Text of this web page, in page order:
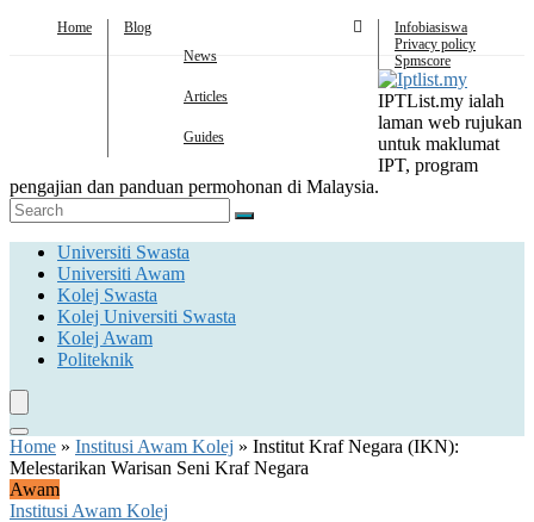
Home
Blog
News
Articles
Guides
Infobiasiswa
Privacy policy
Spmscore
IPTList.my ialah
laman web rujukan
untuk maklumat
IPT, program
pengajian dan panduan permohonan di Malaysia.
Universiti Swasta
Universiti Awam
Kolej Swasta
Kolej Universiti Swasta
Kolej Awam
Politeknik
Home » Institusi Awam Kolej » Institut Kraf Negara (IKN):
Melestarikan Warisan Seni Kraf Negara
Awam
Institusi Awam Kolej